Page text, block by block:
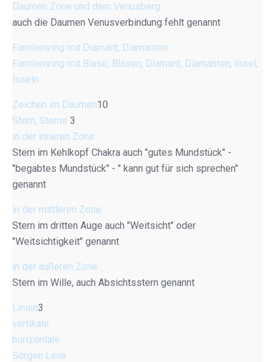
Daumen Zone und dem Venusberg
auch die Daumen Venusverbindung fehlt genannt
Familienring mit Diamant, Diamanten
Familienring mit Blase, Blasen, Diamant, Diamanten, Insel,
Inseln
Zeichen im Daumen10
Stern, Sterne 3
in der inneren Zone
Stern im Kehlkopf Chakra auch "gutes Mundstück" -
"begabtes Mundstück" - " kann gut für sich sprechen"
genannt
in der mittleren Zone
Stern im dritten Auge auch "Weitsicht" oder
"Weitsichtigkeit" genannt
in der äußeren Zone
Stern im Wille, auch Absichtsstern genannt
Linien3
vertikale
horizontale
Sorgen Linie